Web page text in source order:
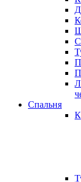
Спальня